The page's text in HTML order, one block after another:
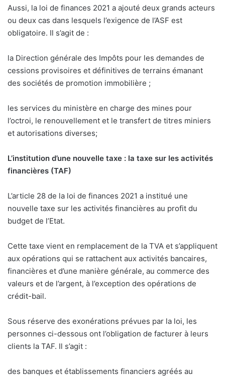
Aussi, la loi de finances 2021 a ajouté deux grands acteurs
ou deux cas dans lesquels l’exigence de l’ASF est
obligatoire. Il s’agit de :
la Direction générale des Impôts pour les demandes de
cessions provisoires et définitives de terrains émanant
des sociétés de promotion immobilière ;
les services du ministère en charge des mines pour
l’octroi, le renouvellement et le transfert de titres miniers
et autorisations diverses;
L’institution d’une nouvelle taxe : la taxe sur les activités
financières (TAF)
L’article 28 de la loi de finances 2021 a institué une
nouvelle taxe sur les activités financières au profit du
budget de l’Etat.
Cette taxe vient en remplacement de la TVA et s’appliquent
aux opérations qui se rattachent aux activités bancaires,
financières et d’une manière générale, au commerce des
valeurs et de l’argent, à l’exception des opérations de
crédit-bail.
Sous réserve des exonérations prévues par la loi, les
personnes ci-dessous ont l’obligation de facturer à leurs
clients la TAF. Il s’agit :
des banques et établissements financiers agréés au